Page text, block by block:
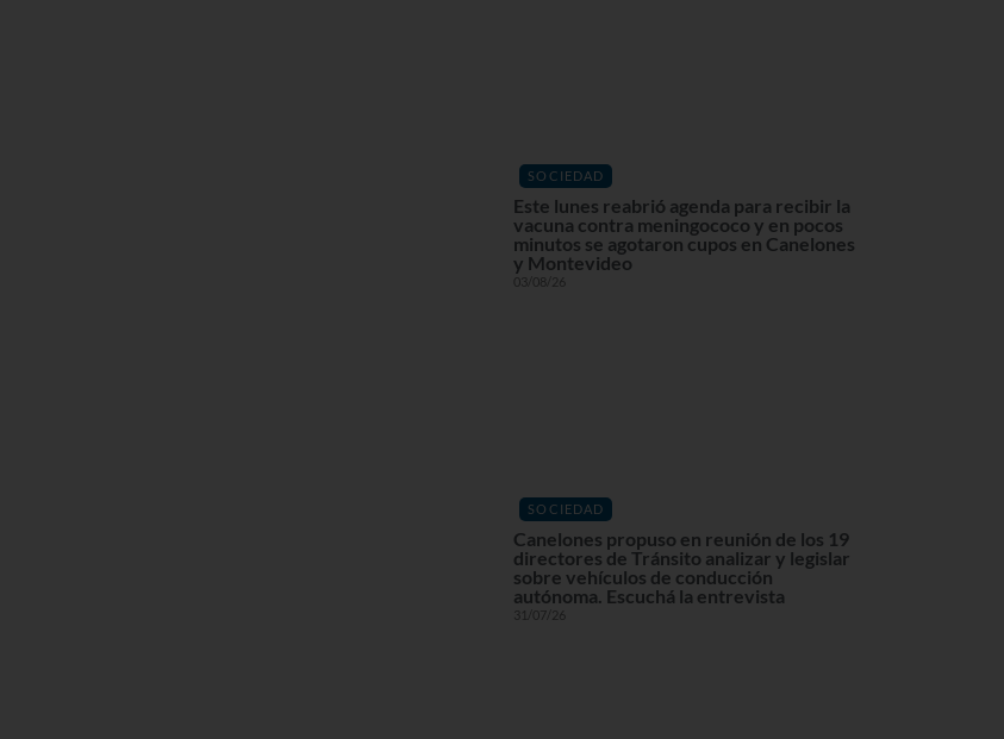
SOCIEDAD
Este lunes reabrió agenda para recibir la
vacuna contra meningococo y en pocos
minutos se agotaron cupos en Canelones
y Montevideo
03/08/26
SOCIEDAD
Canelones propuso en reunión de los 19
directores de Tránsito analizar y legislar
sobre vehículos de conducción
autónoma. Escuchá la entrevista
31/07/26